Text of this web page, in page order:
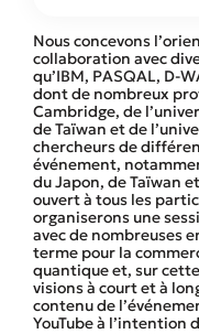
Nous concevons
collaboration avec
qu’IBM, PASQAL, D-
dont de nombreux
Cambridge, de
de Taïwan et de
chercheurs de
événement,
du Japon, de Taïwan
ouvert à tous les
organiserons une
avec de nombreuses
terme pour la
quantique et, sur
visions à court et à
contenu de
YouTube à l’intention